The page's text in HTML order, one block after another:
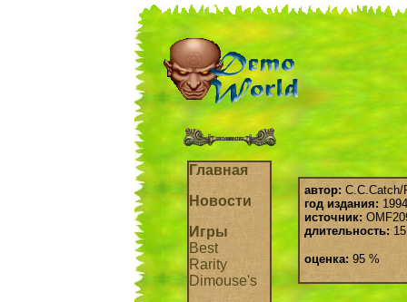
Главная
Новости
Игры
Best
Rarity
Dimouse's
автор: C.C.Catch/
год издания:
источник:
длительность:
оценка: 95 %